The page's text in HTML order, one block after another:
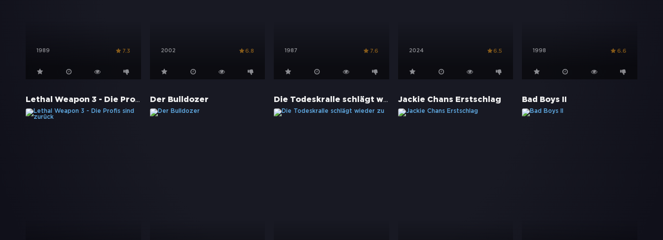
1989 7.3 2002 6.8 1987 7.6 2024 6.5 1998 6.6
Lethal Weapon 3 - Die Profis sind zurück Der Bulldozer Die Todeskralle schlägt wieder zu Jackie Chans Erstschlag Bad Boys II